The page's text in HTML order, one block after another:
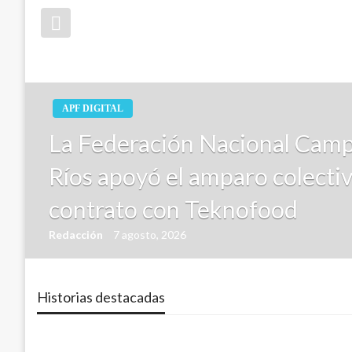
APF DIGITAL
La Federación Nacional
Ríos apoyó el amparo
contrato con Teknofood
Redacción 7 agosto, 2026
Historias destacadas